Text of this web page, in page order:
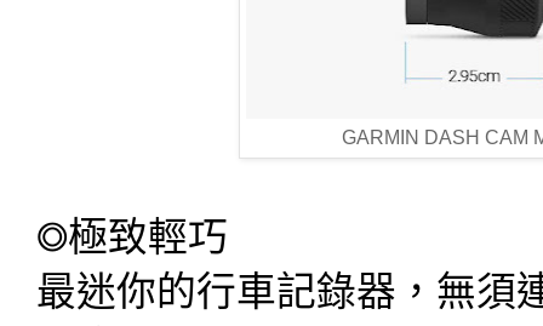
GARMIN DASH CAM
◎極致輕巧
最迷你的行車記錄器，無須